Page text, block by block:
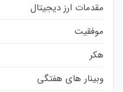
مقدمات ارز دیجیتال
موفقیت
هکر
وبینار های هفتگی